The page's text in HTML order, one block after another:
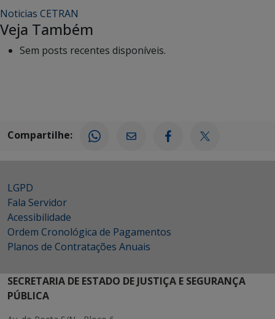
Noticias CETRAN
Veja Também
Sem posts recentes disponíveis.
Compartilhe:
LGPD
Fala Servidor
Acessibilidade
Ordem Cronológica de Pagamentos
Planos de Contratações Anuais
SECRETARIA DE ESTADO DE JUSTIÇA E SEGURANÇA
PÚBLICA